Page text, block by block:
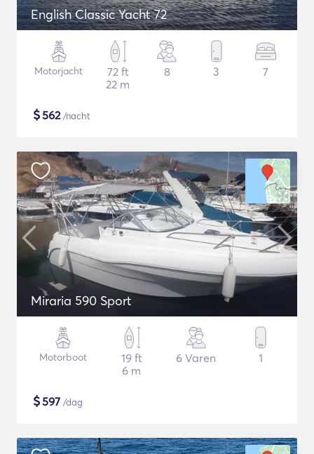
English Classic Yacht 72
Motorjacht
72 ft
22 m
8 3 7
$562/nacht
Miraria 590 Sport
Motorboot
19 ft
6 m
6 Varen 1
$597 /dag